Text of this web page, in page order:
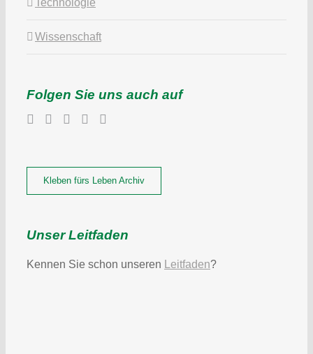
Technologie
Wissenschaft
Folgen Sie uns auch auf
Kleben fürs Leben Archiv
Unser Leitfaden
Kennen Sie schon unseren Leitfaden?